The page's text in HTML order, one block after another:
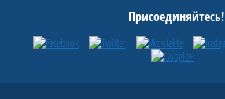
Присоединяйтесь!